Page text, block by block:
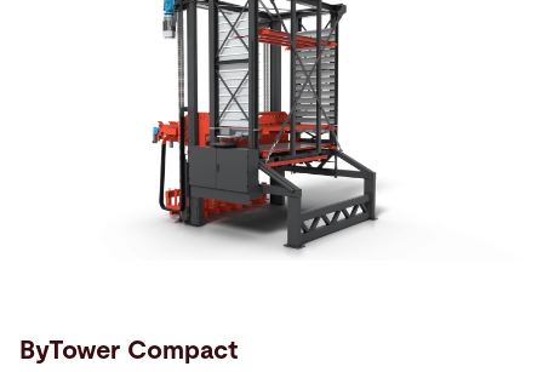
ByTower Compact